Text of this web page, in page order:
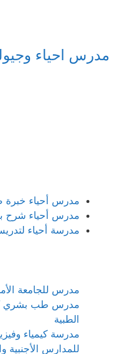
مدرس احياء
مدرس أحياء خبرة
مدرس أحياء شرح
مدرسة أحياء
مدرس للجامعة
مدرس طب بشري
الطبية
مدرسة كيمياء
للمدارس الأجنبية